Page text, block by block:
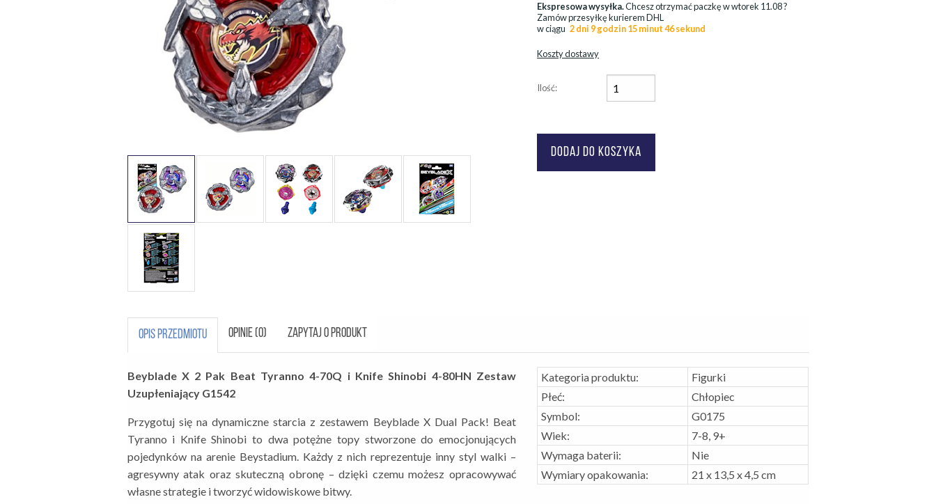
Ekspresowa wysyłka.Chcesz otrzymać paczkę wwtorek 11.08?
Zamów przesyłkę kurierem DHL
w ciągu 2 dni 9 godzin 15 minut 43 sekund
Koszty dostawy
Ilość:
OPIS PRZEDMIOTU OPINIE (0) ZAPYTAJ O PRODUKT
Beyblade X 2 Pak Beat Tyranno 4-70Q i Knife Shinobi 4-80HN Zestaw
Uzupłeniający G1542
Przygotuj się na dynamiczne starcia z zestawem Beyblade X Dual Pack! Beat
Tyranno i Knife Shinobi to dwa potężne topy stworzone do emocjonujących
pojedynków na arenie Beystadium. Każdy z nich reprezentuje inny styl walki –
agresywny atak oraz skuteczną obronę – dzięki czemu możesz opracowywać
własne strategie i tworzyć widowiskowe bitwy.
Kategoria produktu:
Figurki
Płeć:
Chłopiec
Symbol:
G0175
Wiek:
7-8, 9+
Wymaga baterii:
Nie
Wymiary opakowania:
21 x 13,5 x 4,5 cm